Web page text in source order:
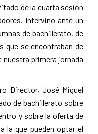
de la cuarta sesión
Intervino ante un
de bachillerato, de
que se encontraban de
nuestra primera jornada
Director, José Miguel
de bachillerato sobre
y sobre la oferta de
la que pueden optar el